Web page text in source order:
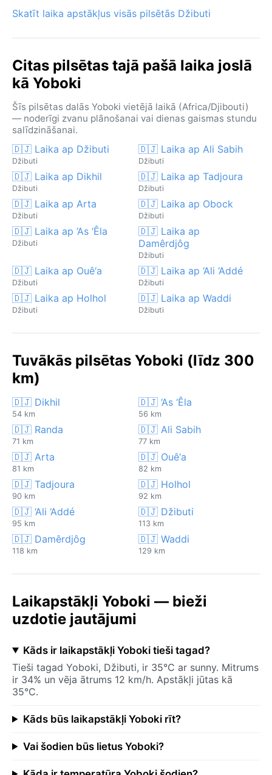
Skatīt laika apstākļus visās pilsētās Džibuti
Citas pilsētas tajā pašā laika joslā
kā Yoboki
Šīs pilsētas dalās Yoboki vietējā laikā (Africa/Djibouti)
— noderīgi zvanu plānošanai vai dienas gaismas stundu
salīdzināšanai.
🇩🇯 Laika ap Džibuti
Džibuti
🇩🇯 Laika ap Ali Sabih
Džibuti
🇩🇯 Laika ap Dikhil
Džibuti
🇩🇯 Laika ap Tadjoura
Džibuti
🇩🇯 Laika ap Arta
Džibuti
🇩🇯 Laika ap Obock
Džibuti
🇩🇯 Laika ap ‘As ‘Êla
Džibuti
🇩🇯 Laika ap
Damêrdjôg
Džibuti
🇩🇯 Laika ap Ouê‘a
Džibuti
🇩🇯 Laika ap ‘Ali ‘Addé
Džibuti
🇩🇯 Laika ap Holhol
Džibuti
🇩🇯 Laika ap Waddi
Džibuti
Tuvākās pilsētas Yoboki (līdz 300
km)
🇩🇯 Dikhil
54 km
🇩🇯 ‘As ‘Êla
56 km
🇩🇯 Randa
71 km
🇩🇯 Ali Sabih
77 km
🇩🇯 Arta
81 km
🇩🇯 Ouê‘a
82 km
🇩🇯 Tadjoura
90 km
🇩🇯 Holhol
92 km
🇩🇯 ‘Ali ‘Addé
95 km
🇩🇯 Džibuti
113 km
🇩🇯 Damêrdjôg
118 km
🇩🇯 Waddi
129 km
Laikapstākļi Yoboki — bieži
uzdotie jautājumi
Kāds ir laikapstākļi Yoboki tieši tagad?
Tieši tagad Yoboki, Džibuti, ir 35°C ar sunny. Mitrums
ir 34% un vēja ātrums 12 km/h. Apstākļi jūtas kā
35°C.
Kāds būs laikapstākļi Yoboki rīt?
Vai šodien būs lietus Yoboki?